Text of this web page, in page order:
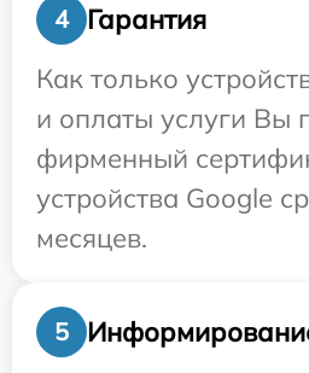
4
Гарантия
Как только
и оплаты услуги Вы
фирменный
устройства Google
месяцев.
5